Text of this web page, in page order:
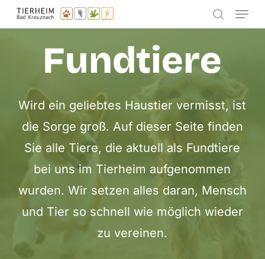
Skip
to
search
Menu
Fundtiere
Wird ein geliebtes Haustier vermisst, ist
die Sorge groß. Auf dieser Seite finden
Sie alle Tiere, die aktuell als Fundtiere
bei uns im Tierheim aufgenommen
wurden. Wir setzen alles daran, Mensch
und Tier so schnell wie möglich wieder
zu vereinen.